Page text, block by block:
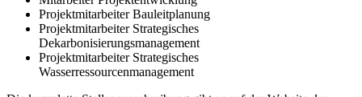
Projektmitarbeiter Bauleitplanung
Projektmitarbeiter Strategisches
Dekarbonisierungsmanagement
Projektmitarbeiter Strategisches
Wasserressourcenmanagement